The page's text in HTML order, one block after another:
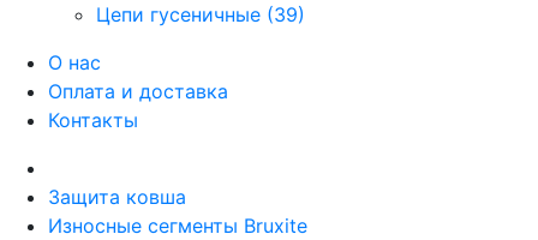
Цепи гусеничные (39)
О нас
Оплата и доставка
Контакты
Защита ковша
Износные сегменты Bruxite